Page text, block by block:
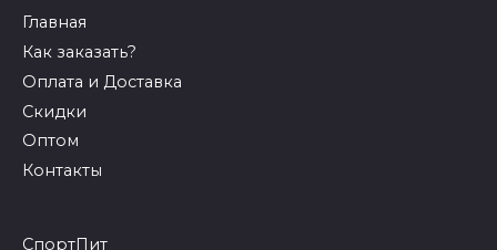
Главная
Как заказать?
Оплата и Доставка
Скидки
Оптом
Контакты
СпортПит